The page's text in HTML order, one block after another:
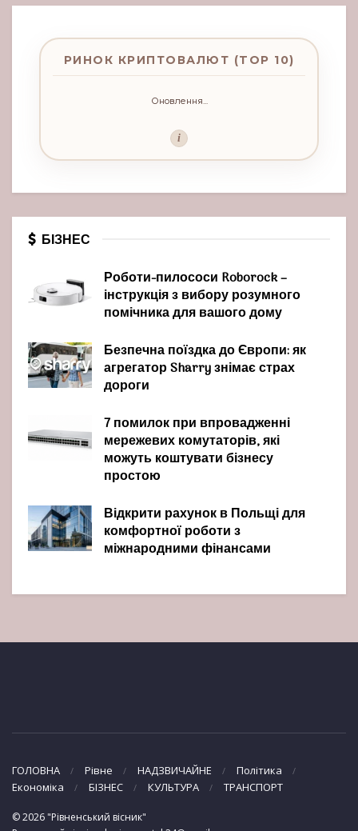
РИНОК КРИПТОВАЛЮТ (TOP 10)
Оновлення...
i
БІЗНЕС
Роботи-пилососи Roborock –
інструкція з вибору розумного
помічника для вашого дому
Безпечна поїздка до Європи: як
агрегатор Sharry знімає страх
дороги
7 помилок при впровадженні
мережевих комутаторів, які
можуть коштувати бізнесу
простою
Відкрити рахунок в Польщі для
комфортної роботи з
міжнародними фінансами
ГОЛОВНА Рівне НАДЗВИЧАЙНЕ
Політика
Економіка
БІЗНЕС КУЛЬТУРА ТРАНСПОРТ
© 2026 "Рівненський вісник"